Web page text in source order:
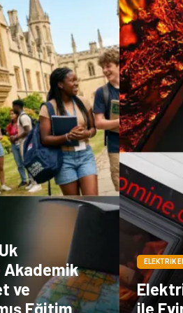
Doğal Enerji
Kaynakları
Hediyelik Eşya
Pazarlama
ve
Eğitim
ELEKTRIK
ile